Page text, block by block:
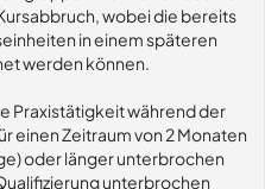
wobei die bereits
in einem späteren
werden können.
Praxistätigkeit während der
einen Zeitraum von 2 Monaten
oder länger unterbrochen
unterbrochen